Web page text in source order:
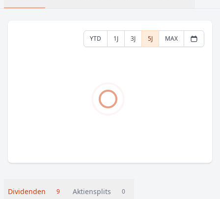
YTD 1J 3J 5J MAX
Dividenden 9 Aktiensplits 0